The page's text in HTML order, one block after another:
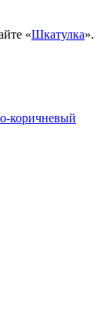
«Шкатулка».
коричневый